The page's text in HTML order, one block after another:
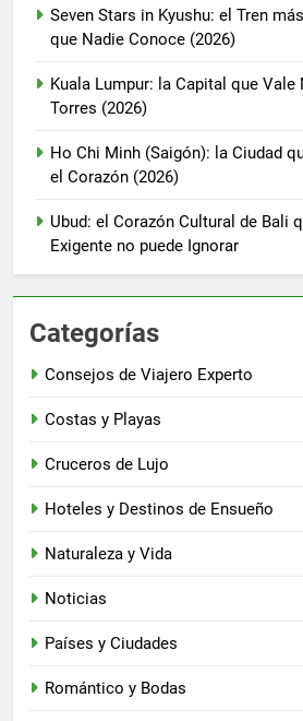
Seven Stars in Kyushu: el Tren
que Nadie Conoce (2026)
Kuala Lumpur: la Capital que
Torres (2026)
Ho Chi Minh (Saigón): la Ciudad
el Corazón (2026)
Ubud: el Corazón Cultural de Bali
Exigente no puede Ignorar
Categorías
Consejos de Viajero Experto
Costas y Playas
Cruceros de Lujo
Hoteles y Destinos de Ensueño
Naturaleza y Vida
Noticias
Países y Ciudades
Romántico y Bodas